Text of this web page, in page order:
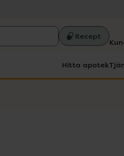
Recept
Hitta apotek